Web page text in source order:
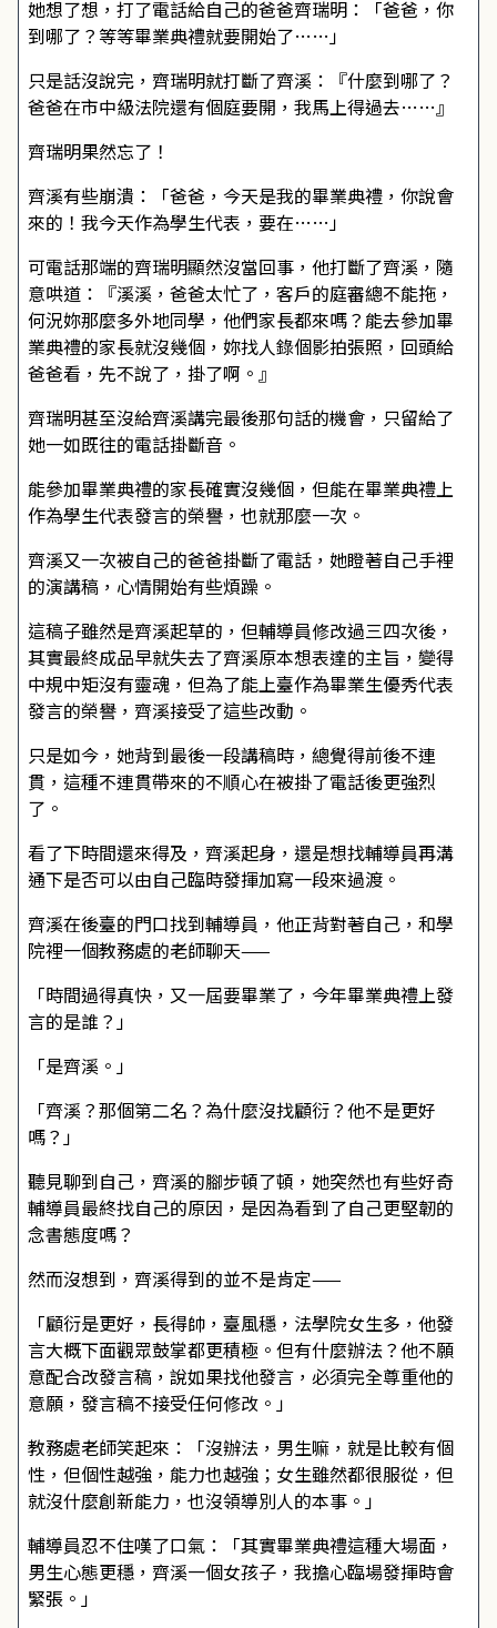
她想了想，打了電話給自己的爸爸齊瑞明：「爸爸，你
到哪了？等等畢業典禮就要開始了……」
只是話沒說完，齊瑞明就打斷了齊溪：『什麼到哪了？
爸爸在市中級法院還有個庭要開，我馬上得過去……』
齊瑞明果然忘了！
齊溪有些崩潰：「爸爸，今天是我的畢業典禮，你說會
來的！我今天作為學生代表，要在……」
可電話那端的齊瑞明顯然沒當回事，他打斷了齊溪，隨
意哄道：『溪溪，爸爸太忙了，客戶的庭審總不能拖，
何況妳那麼多外地同學，他們家長都來嗎？能去參加畢
業典禮的家長就沒幾個，妳找人錄個影拍張照，回頭給
爸爸看，先不說了，掛了啊。』
齊瑞明甚至沒給齊溪講完最後那句話的機會，只留給了
她一如既往的電話掛斷音。
能參加畢業典禮的家長確實沒幾個，但能在畢業典禮上
作為學生代表發言的榮譽，也就那麼一次。
齊溪又一次被自己的爸爸掛斷了電話，她瞪著自己手裡
的演講稿，心情開始有些煩躁。
這稿子雖然是齊溪起草的，但輔導員修改過三四次後，
其實最終成品早就失去了齊溪原本想表達的主旨，變得
中規中矩沒有靈魂，但為了能上臺作為畢業生優秀代表
發言的榮譽，齊溪接受了這些改動。
只是如今，她背到最後一段講稿時，總覺得前後不連
貫，這種不連貫帶來的不順心在被掛了電話後更強烈
了。
看了下時間還來得及，齊溪起身，還是想找輔導員再溝
通下是否可以由自己臨時發揮加寫一段來過渡。
齊溪在後臺的門口找到輔導員，他正背對著自己，和學
院裡一個教務處的老師聊天——
「時間過得真快，又一屆要畢業了，今年畢業典禮上發
言的是誰？」
「是齊溪。」
「齊溪？那個第二名？為什麼沒找顧衍？他不是更好
嗎？」
聽見聊到自己，齊溪的腳步頓了頓，她突然也有些好奇
輔導員最終找自己的原因，是因為看到了自己更堅韌的
念書態度嗎？
然而沒想到，齊溪得到的並不是肯定——
「顧衍是更好，長得帥，臺風穩，法學院女生多，他發
言大概下面觀眾鼓掌都更積極。但有什麼辦法？他不願
意配合改發言稿，說如果找他發言，必須完全尊重他的
意願，發言稿不接受任何修改。」
教務處老師笑起來：「沒辦法，男生嘛，就是比較有個
性，但個性越強，能力也越強；女生雖然都很服從，但
就沒什麼創新能力，也沒領導別人的本事。」
輔導員忍不住嘆了口氣：「其實畢業典禮這種大場面，
男生心態更穩，齊溪一個女孩子，我擔心臨場發揮時會
緊張。」